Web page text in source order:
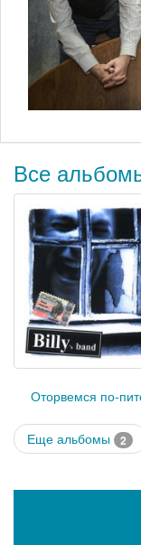
Все
Оторвемся по-
Еще альбомы 2